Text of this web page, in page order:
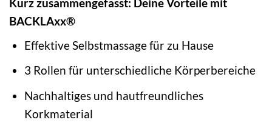
Kurz zusammengefasst: Deine Vorteile mit
BACKLAxx®
Effektive Selbstmassage für zu Hause
3 Rollen für unterschiedliche Körperbereiche
Nachhaltiges und hautfreundliches
Korkmaterial